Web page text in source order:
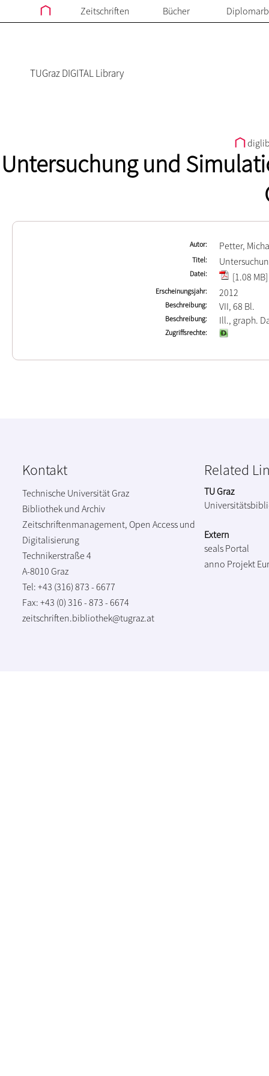
Zeitschriften Bücher
TUGraz DIGITAL Library
Untersuchung und
Autor Petter,
Titel
Datei [1.08 MB]
Erscheinungsjahr 2012
Beschreibung VII, 68 Bl.
Beschreibung Ill., graph.
Zugriffsrechte
Kontakt
Technische Universität Graz
Bibliothek und Archiv
Zeitschriftenmanagement, Open Access und
Digitalisierung
Technikerstraße 4
A-8010 Graz
Tel: +43 (316) 873 - 6677
Fax: +43 (0) 316 - 873 - 6674
zeitschriften.bibliothek@tugraz.at
Related
TU Graz
Extern
seals Portal
anno Projekt